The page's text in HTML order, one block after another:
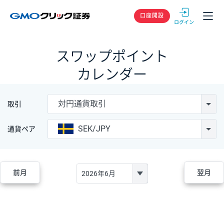
GMOクリック
口座開設
スワップポイント
カレンダー
取引 対円通貨取引
通貨ペア SEK/JPY
前月 翌月